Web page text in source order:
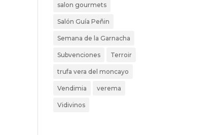
salon gourmets
Salón Guía Peñin
Semana de la Garnacha
Subvenciones Terroir
trufa vera del moncayo
Vendimia verema
Vidivinos